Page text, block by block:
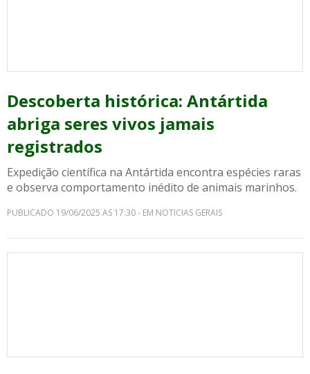
Descoberta histórica: Antártida
abriga seres vivos jamais
registrados
Expedição científica na Antártida encontra espécies raras
e observa comportamento inédito de animais marinhos.
PUBLICADO 19/06/2025 AS 17:30 - EM NOTICIAS GERAIS